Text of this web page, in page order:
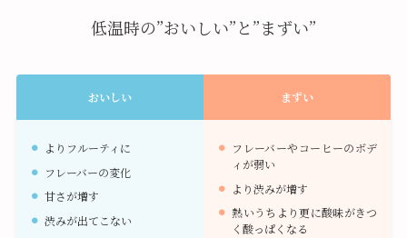
低温時の”おいしい”と”まずい”
おいしい まずい
よりフルーティに
フレーバーの変化
甘さが増す
渋みが出てこない
フレーバーやコーヒーのボデ
ィが弱い
より渋みが増す
熱いうちより更に酸味がきつ
く酸っぱくなる